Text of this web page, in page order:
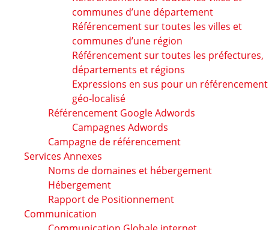
communes d’une département
Référencement sur toutes les villes et
communes d’une région
Référencement sur toutes les préfectures,
départements et régions
Expressions en sus pour un référencement
géo-localisé
Référencement Google Adwords
Campagnes Adwords
Campagne de référencement
Services Annexes
Noms de domaines et hébergement
Hébergement
Rapport de Positionnement
Communication